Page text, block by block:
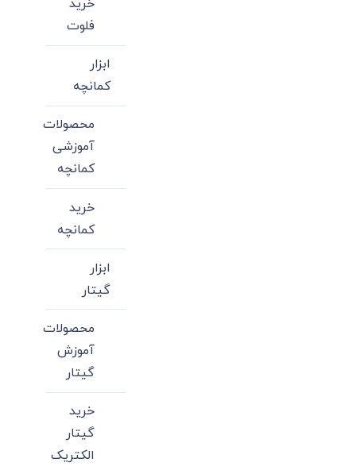
خرید
فلوت
ابزار
کمانچه
محصولات
آموزشی
کمانچه
خرید
کمانچه
ابزار
گیتار
محصولات
آموزش
گیتار
خرید
گیتار
الکتریک